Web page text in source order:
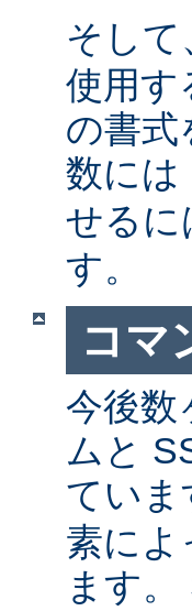
そして
使用す
の書式
数には
せるに
す。
コマ
今後数
ムと
てい
素によ
ます